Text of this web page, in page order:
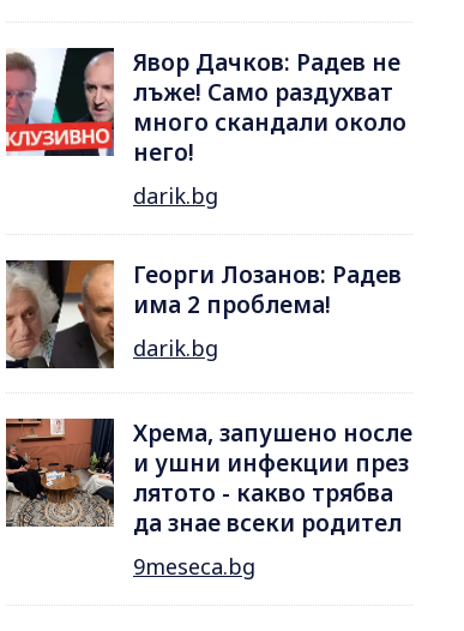
Явор Дачков: Радев не
лъже! Само раздухват
много скандали около
него!
darik.bg
Георги Лозанов: Радев
има 2 проблема!
darik.bg
Хрема, запушено носле
и ушни инфекции през
лятотo - какво трябва
да знае всеки родител
9meseca.bg